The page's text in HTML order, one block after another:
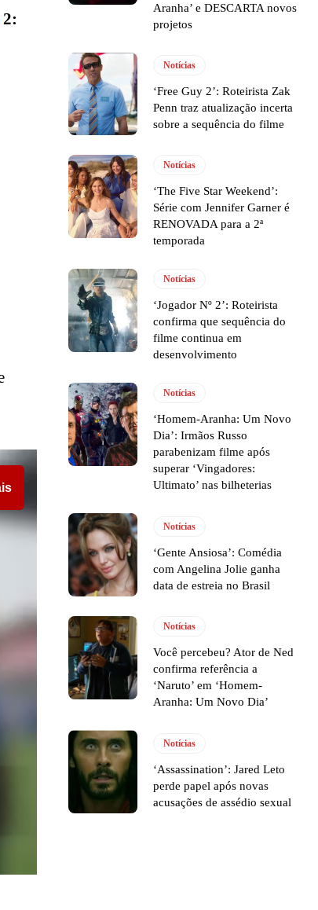
2:
Aranha’ e DESCARTA novos
projetos
Notícias
‘Free Guy 2’: Roteirista Zak
Penn traz atualização incerta
sobre a sequência do filme
Notícias
‘The Five Star Weekend’:
Série com Jennifer Garner é
RENOVADA para a 2ª
temporada
Notícias
‘Jogador Nº 2’: Roteirista
confirma que sequência do
filme continua em
desenvolvimento
Notícias
‘Homem-Aranha: Um Novo
Dia’: Irmãos Russo
parabenizam filme após
superar ‘Vingadores:
Ultimato’ nas bilheterias
Notícias
‘Gente Ansiosa’: Comédia
com Angelina Jolie ganha
data de estreia no Brasil
Notícias
Você percebeu? Ator de Ned
confirma referência a
‘Naruto’ em ‘Homem-
Aranha: Um Novo Dia’
Notícias
‘Assassination’: Jared Leto
perde papel após novas
acusações de assédio sexual